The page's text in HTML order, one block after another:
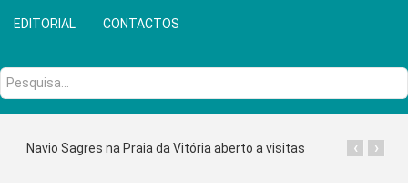
EDITORIAL CONTACTOS
Pesquisa...
Navio Sagres na Praia da Vitória aberto a visitas ›
‹